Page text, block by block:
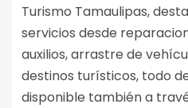
Turismo Tamaulipas,
servicios desde
auxilios, arrastre de
destinos turísticos, todo
disponible también a